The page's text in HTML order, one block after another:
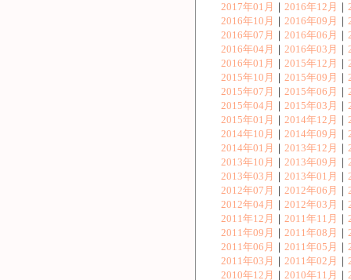
2017年01月
｜ 2016年12月 ｜
2016年10月
｜ 2016年09月 ｜
2016年07月
｜ 2016年06月 ｜
2016年04月
｜ 2016年03月 ｜
2016年01月
｜ 2015年12月 ｜
2015年10月
｜ 2015年09月 ｜
2015年07月
｜ 2015年06月 ｜
2015年04月
｜ 2015年03月 ｜
2015年01月
｜ 2014年12月 ｜
2014年10月
｜ 2014年09月 ｜
2014年01月
｜ 2013年12月 ｜
2013年10月
｜ 2013年09月 ｜
2013年03月
｜ 2013年01月 ｜
2012年07月
｜ 2012年06月 ｜
2012年04月
｜ 2012年03月 ｜
2011年12月
｜ 2011年11月 ｜
2011年09月
｜ 2011年08月 ｜
2011年06月
｜ 2011年05月 ｜
2011年03月
｜ 2011年02月 ｜
2010年12月
｜ 2010年11月 ｜